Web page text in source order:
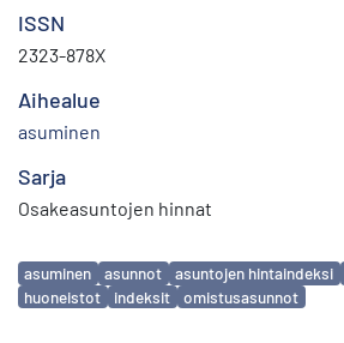
ISSN
2323-878X
Aihealue
asuminen
Sarja
Osakeasuntojen hinnat
Avainsanat
asuminen asunnot asuntojen hintaindeksi
huoneistot
indeksit omistusasunnot